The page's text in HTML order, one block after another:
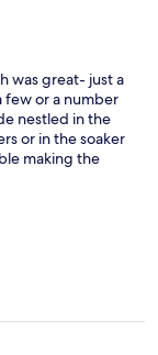
was great- just a
few or a number
nestled in the
or in the soaker
making the
jams and cereals